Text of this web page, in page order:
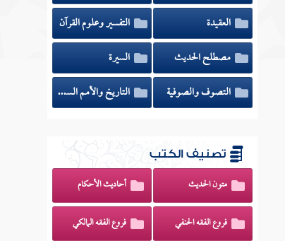
العقيدة
التفسير وعلوم القرآن
مصطلح الحديث
السيرة
التصوف والصوفية
التاريخ والأمم السابقة
تصنيف الكتب
متون الحديث أحاديث الأحكام
فروع الفقه الحنفي فروع الفقه المالكي